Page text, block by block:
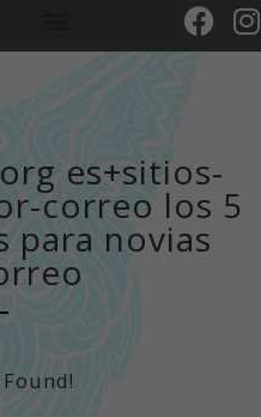
es+sitios-
correo los 5
para novias